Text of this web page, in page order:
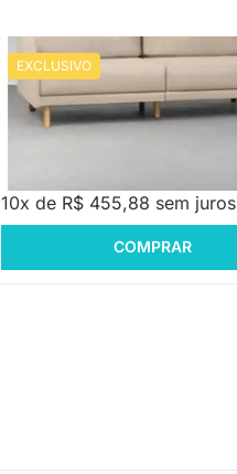
EXCLUSIVO
Sofá Giro PU Touch Cappucino
10x de R$ 455,88 sem juros
COMPRAR